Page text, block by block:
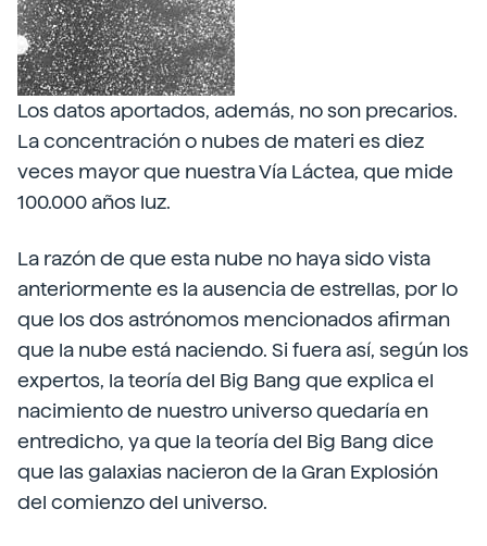
Los datos aportados, además, no son precarios.
La concentración o nubes de materi es diez
veces mayor que nuestra Vía Láctea, que mide
100.000 años luz.
La razón de que esta nube no haya sido vista
anteriormente es la ausencia de estrellas, por lo
que los dos astrónomos mencionados afirman
que la nube está naciendo. Si fuera así, según los
expertos, la teoría del Big Bang que explica el
nacimiento de nuestro universo quedaría en
entredicho, ya que la teoría del Big Bang dice
que las galaxias nacieron de la Gran Explosión
del comienzo del universo.